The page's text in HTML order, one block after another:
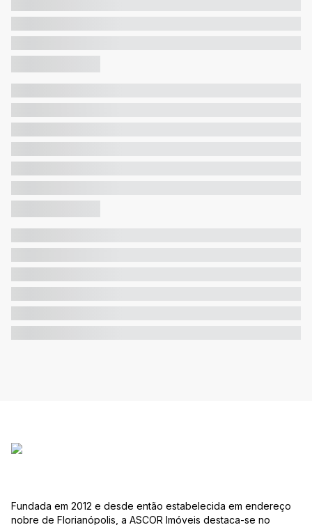
Fundada em 2012 e desde então estabelecida em endereço
nobre de Florianópolis, a ASCOR Imóveis destaca-se no